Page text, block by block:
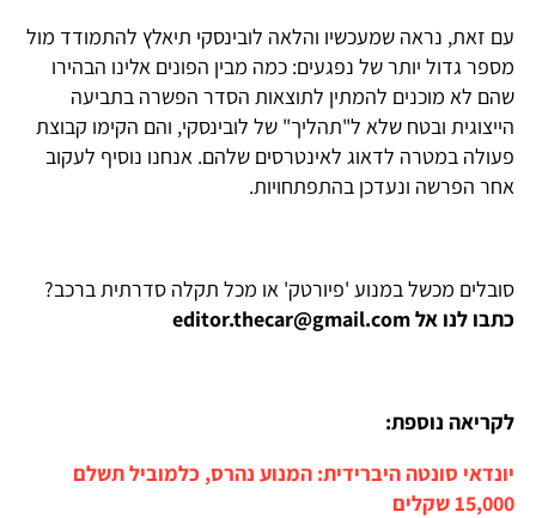
עם זאת, נראה שמעכשיו והלאה לובינסקי תיאלץ להתמודד מול
מספר גדול יותר של נפגעים: כמה מבין הפונים אלינו הבהירו
שהם לא מוכנים להמתין לתוצאות הסדר הפשרה בתביעה
הייצוגית ובטח שלא ל"תהליך" של לובינסקי, והם הקימו קבוצת
פעולה במטרה לדאוג לאינטרסים שלהם. אנחנו נוסיף לעקוב
אחר הפרשה ונעדכן בהתפתחויות.
סובלים מכשל במנוע 'פיורטק' או מכל תקלה סדרתית ברכב?
כתבו לנו אל editor.thecar@gmail.com
לקריאה נוספת:
יונדאי סונטה היברידית: המנוע נהרס, כלמוביל תשלם
15,000 שקלים